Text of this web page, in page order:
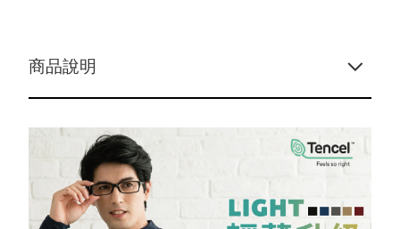
DR.WOW
貝柔國際
貝寶
DR嚴選
商品說明